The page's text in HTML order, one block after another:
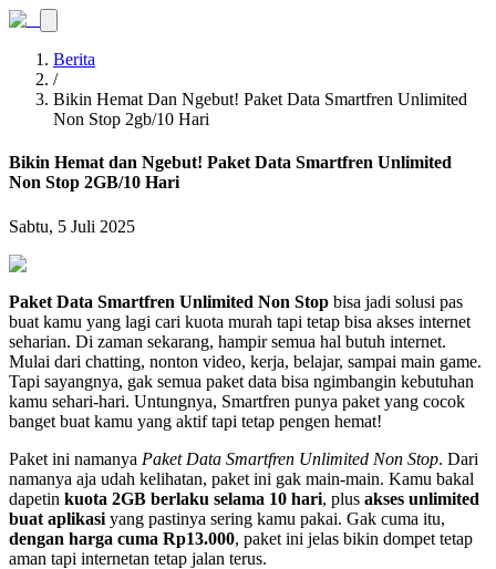
Berita
/
Bikin Hemat Dan Ngebut! Paket Data Smartfren Unlimited
Non Stop 2gb/10 Hari
Bikin Hemat dan Ngebut! Paket Data Smartfren Unlimited
Non Stop 2GB/10 Hari
Sabtu, 5 Juli 2025
Paket Data Smartfren Unlimited Non Stop bisa jadi solusi pas
buat kamu yang lagi cari kuota murah tapi tetap bisa akses internet
seharian. Di zaman sekarang, hampir semua hal butuh internet.
Mulai dari chatting, nonton video, kerja, belajar, sampai main game.
Tapi sayangnya, gak semua paket data bisa ngimbangin kebutuhan
kamu sehari-hari. Untungnya, Smartfren punya paket yang cocok
banget buat kamu yang aktif tapi tetap pengen hemat!
Paket ini namanya Paket Data Smartfren Unlimited Non Stop. Dari
namanya aja udah kelihatan, paket ini gak main-main. Kamu bakal
dapetin kuota 2GB berlaku selama 10 hari, plus akses unlimited
buat aplikasi yang pastinya sering kamu pakai. Gak cuma itu,
dengan harga cuma Rp13.000, paket ini jelas bikin dompet tetap
aman tapi internetan tetap jalan terus.